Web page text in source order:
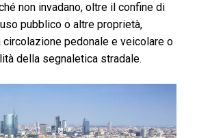
non invadano, oltre il confine di
pubblico o altre proprietà,
circolazione pedonale e veicolare o
della segnaletica stradale.